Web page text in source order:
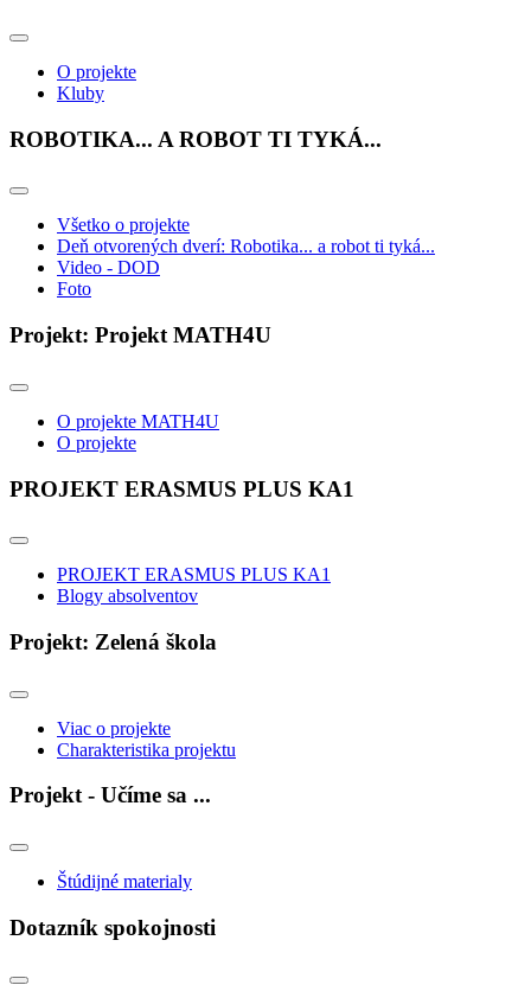
O projekte
Kluby
ROBOTIKA... A ROBOT TI TYKÁ...
Všetko o projekte
Deň otvorených dverí: Robotika... a robot ti tyká...
Video - DOD
Foto
Projekt: Projekt MATH4U
O projekte MATH4U
O projekte
PROJEKT ERASMUS PLUS KA1
PROJEKT ERASMUS PLUS KA1
Blogy absolventov
Projekt: Zelená škola
Viac o projekte
Charakteristika projektu
Projekt - Učíme sa ...
Štúdijné materialy
Dotazník spokojnosti